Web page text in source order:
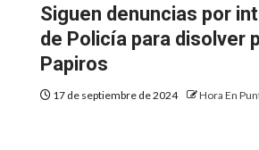
Siguen denuncias por
de Policía para disolver
Papiros
17 de septiembre de 2024 Hora En